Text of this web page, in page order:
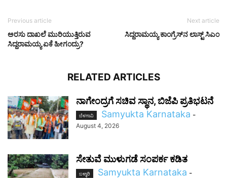
Previous article
ಅರಸು ದಾಖಲೆ ಮುರಿಯುತ್ತಿರುವ
ಸಿದ್ದರಾಮಯ್ಯ ಏಕೆ ಹೀಗಂದ್ರು?
Next article
ಸಿದ್ದರಾಮಯ್ಯ ಕಾಂಗ್ರೆಸ್‌ನ ಲಾಸ್ಟ್ ಸಿಎಂ
RELATED ARTICLES
ನಾಗೇಂದ್ರಗೆ ಸಚಿವ ಸ್ಥಾನ, ಬಿಜೆಪಿ ಪ್ರತಿಭಟನೆ
ಬೆಳಗಾವಿ Samyukta Karnataka -
August 4, 2026
ಸೇತುವೆ ಮುಳುಗಡೆ ಸಂಪರ್ಕ ಕಡಿತ
ಬಳ್ಳಾರಿ Samyukta Karnataka -